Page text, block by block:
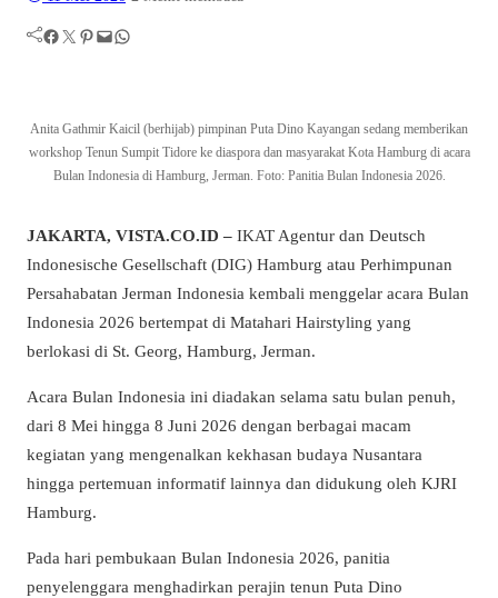
Facebook Twitter Pinterest Mail WhatsApp
Anita Gathmir Kaicil (berhijab) pimpinan Puta Dino Kayangan sedang memberikan
workshop Tenun Sumpit Tidore ke diaspora dan masyarakat Kota Hamburg di acara
Bulan Indonesia di Hamburg, Jerman. Foto: Panitia Bulan Indonesia 2026.
JAKARTA, VISTA.CO.ID – IKAT Agentur dan Deutsch
Indonesische Gesellschaft (DIG) Hamburg atau Perhimpunan
Persahabatan Jerman Indonesia kembali menggelar acara Bulan
Indonesia 2026 bertempat di Matahari Hairstyling yang
berlokasi di St. Georg, Hamburg, Jerman.
Acara Bulan Indonesia ini diadakan selama satu bulan penuh,
dari 8 Mei hingga 8 Juni 2026 dengan berbagai macam
kegiatan yang mengenalkan kekhasan budaya Nusantara
hingga pertemuan informatif lainnya dan didukung oleh KJRI
Hamburg.
Pada hari pembukaan Bulan Indonesia 2026, panitia
penyelenggara menghadirkan perajin tenun Puta Dino